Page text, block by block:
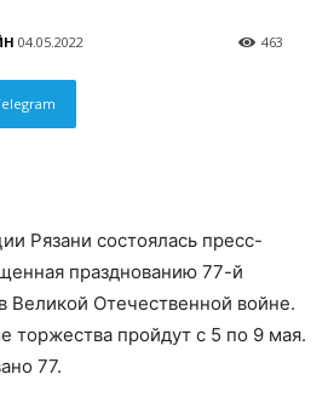
04.05.2022 463
Рязани состоялась пресс-
празднованию 77-й
Отечественной войне.
торжества пройдут с 5 по 9 мая.
77.